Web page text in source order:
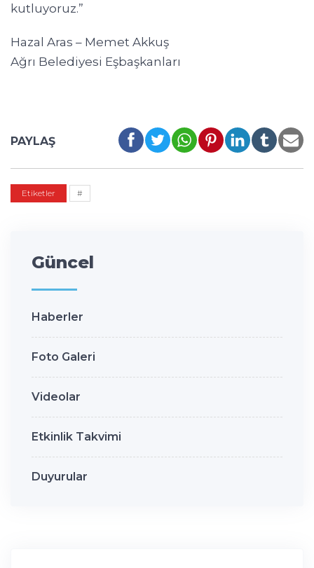
kutluyoruz.”
Hazal Aras – Memet Akkuş
Ağrı Belediyesi Eşbaşkanları
PAYLAŞ
Etiketler #
Güncel
Haberler
Foto Galeri
Videolar
Etkinlik Takvimi
Duyurular